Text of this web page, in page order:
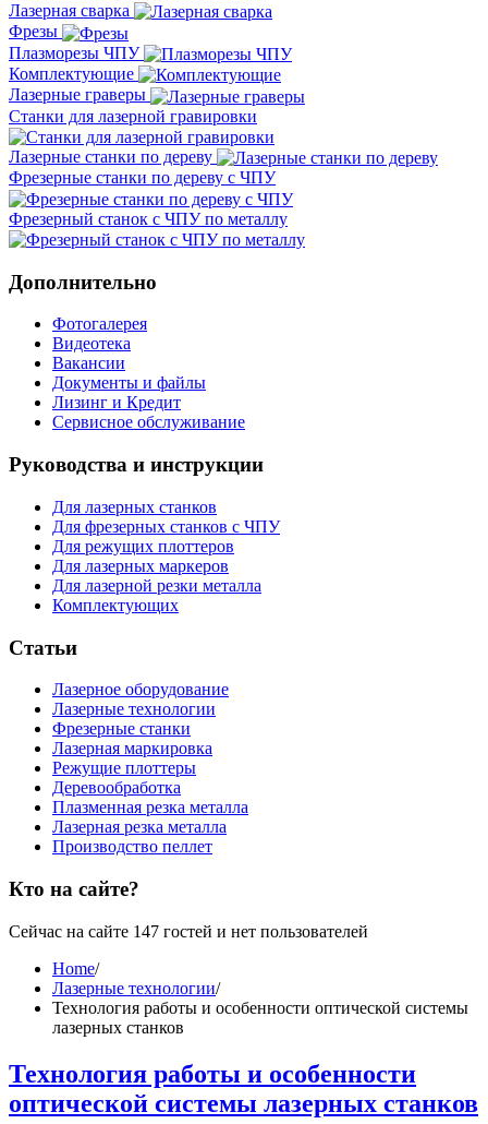
Лазерная сварка
Фрезы
Плазморезы ЧПУ
Комплектующие
Лазерные граверы
Станки для лазерной гравировки
Лазерные станки по дереву
Фрезерные станки по дереву с ЧПУ
Фрезерный станок с ЧПУ по металлу
Дополнительно
Фотогалерея
Видеотека
Вакансии
Документы и файлы
Лизинг и Кредит
Сервисное обслуживание
Руководства и инструкции
Для лазерных станков
Для фрезерных станков с ЧПУ
Для режущих плоттеров
Для лазерных маркеров
Для лазерной резки металла
Комплектующих
Статьи
Лазерное оборудование
Лазерные технологии
Фрезерные станки
Лазерная маркировка
Режущие плоттеры
Деревообработка
Плазменная резка металла
Лазерная резка металла
Производство пеллет
Кто на сайте?
Сейчас на сайте 147 гостей и нет пользователей
Home/
Лазерные технологии/
Технология работы и особенности оптической системы
лазерных станков
Технология работы и особенности
оптической системы лазерных станков